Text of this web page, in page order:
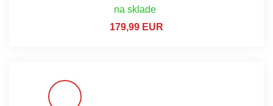
na sklade
179,99 EUR